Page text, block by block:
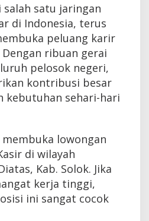
satu jaringan
di Indonesia, terus
peluang karir
ribuan gerai
pelosok negeri,
kontribusi besar
kebutuhan sehari-hari
lowongan
di wilayah
Kab. Solok. Jika
kerja tinggi,
ini sangat cocok